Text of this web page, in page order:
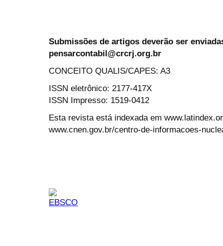
Submissões de artigos deverão ser
pensarcontabil@crcrj.org.br
CONCEITO QUALIS/CAPES: A3
ISSN eletrônico: 2177-417X
ISSN Impresso: 1519-0412
Esta revista está indexada em
www.cnen.gov.br/centro-de-informacoes-